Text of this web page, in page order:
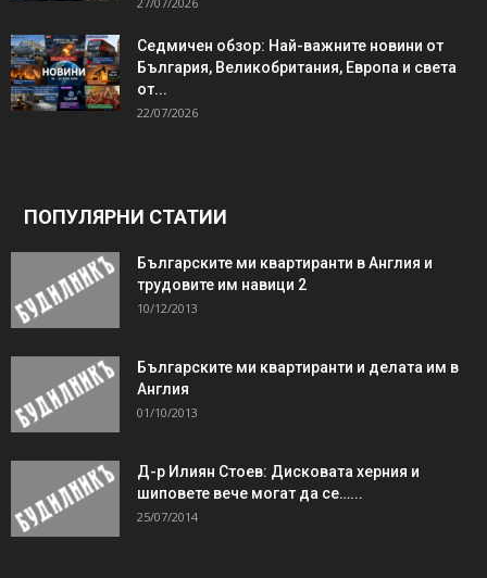
Седмичен обзор: Най-важните новини от
България, Великобритания, Европа и света
от...
22/07/2026
ПОПУЛЯРНИ СТАТИИ
Българските ми квартиранти в Англия и
трудовите им навици 2
10/12/2013
Българските ми квартиранти и делата им в
Англия
01/10/2013
Д-р Илиян Стоев: Дисковата херния и
шиповете вече могат да се…...
25/07/2014